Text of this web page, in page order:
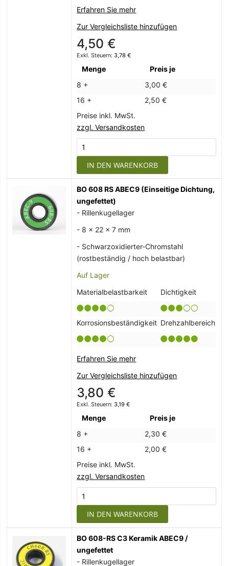
Erfahren Sie mehr
Zur Vergleichsliste hinzufügen
4,50 €
3,78 €
Menge
Preis je
8 +
3,00 €
16 +
2,50 €
Preise inkl. MwSt.
zzgl. Versandkosten
IN DEN WARENKORB
BO 608 RS ABEC9 (Einseitige Dichtung,
ungefettet)
- Rillenkugellager
- 8 x 22 x 7 mm
- Schwarzoxidierter-Chromstahl
(rostbeständig / hoch belastbar)
Auf Lager
Materialbelastbarkeit
Dichtigkeit
Korrosionsbeständigkeit Drehzahlbereich
Erfahren Sie mehr
Zur Vergleichsliste hinzufügen
3,80 €
3,19 €
Menge
Preis je
8 +
2,30 €
16 +
2,00 €
Preise inkl. MwSt.
zzgl. Versandkosten
IN DEN WARENKORB
BO 608-RS C3 Keramik ABEC9 /
ungefettet
- Rillenkugellager